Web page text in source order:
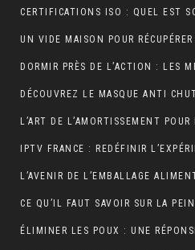
IPTV FRANCE : REDÉFINIR
CE QU’IL FAUT SAVOIR SUR LA